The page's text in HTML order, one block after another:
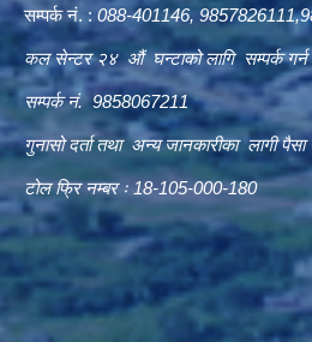
सम्पर्क नं. : 088-401146,
कल सेन्टर २४ औं घन्टाको लागि सम्पर्क
सम्पर्क नं. 9858067211
गुनासो दर्ता तथा अन्य जानकारीका लागी
टोल फ्रि नम्बर ः 18-105-000-180